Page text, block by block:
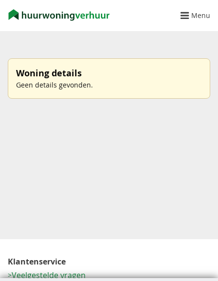
Menu
Woning details
Geen details gevonden.
Klantenservice
Veelgestelde vragen